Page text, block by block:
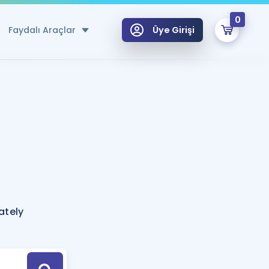
Faydalı Araçlar
Hesaplama Aracı
için Öneriler
Tek Takvimde
Üye Girişi
0
Hoca ile seni sınava hazırlayacak onlarca eğitim seni bekliyor!